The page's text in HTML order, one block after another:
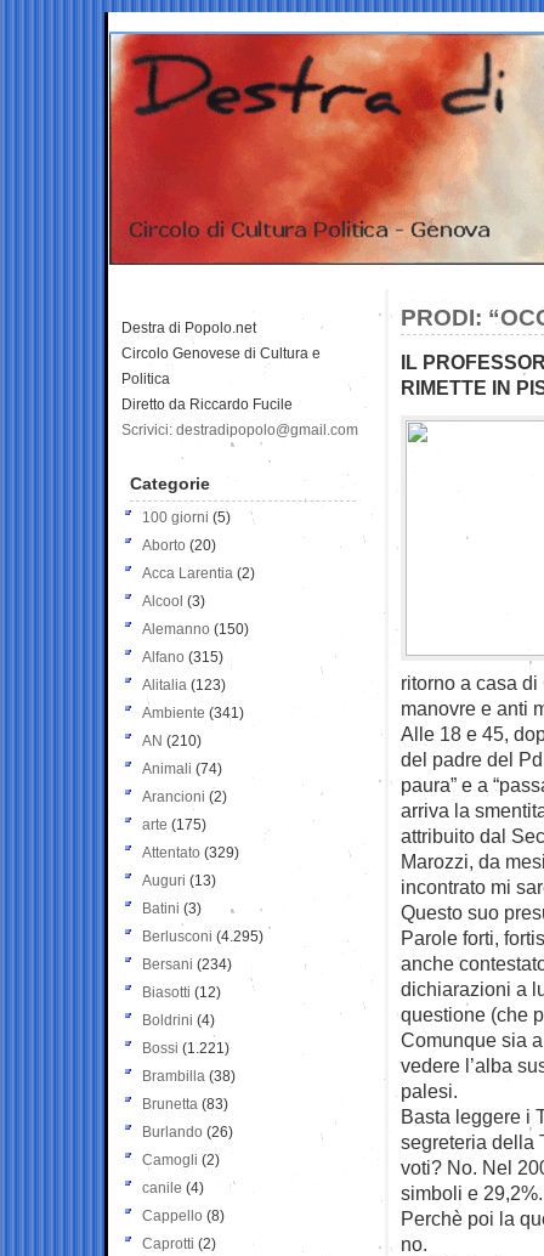
PRODI:
IL
RIMETTE IN
ritorno a casa
manovre e anti
Alle 18 e 45,
del padre del
paura” e a
arriva la
attribuito dal
Marozzi, da
incontrato mi
Questo suo
Parole forti,
anche
dichiarazioni a
questione (che
Comunque sia
vedere l’alba
palesi.
Basta leggere i
segreteria della
voti? No. Nel
simboli e
Perchè poi la
no.
Destra di Popolo.net
Circolo Genovese di Cultura e
Politica
Diretto da Riccardo Fucile
Scrivici: destradipopolo@gmail.com
Categorie
100 giorni (5)
Aborto (20)
Acca Larentia (2)
Alcool (3)
Alemanno (150)
Alfano (315)
Alitalia (123)
Ambiente (341)
AN (210)
Animali (74)
Arancioni (2)
arte (175)
Attentato (329)
Auguri (13)
Batini (3)
Berlusconi (4.295)
Bersani (234)
Biasotti (12)
Boldrini (4)
Bossi (1.221)
Brambilla (38)
Brunetta (83)
Burlando (26)
Camogli (2)
canile (4)
Cappello (8)
Caprotti (2)